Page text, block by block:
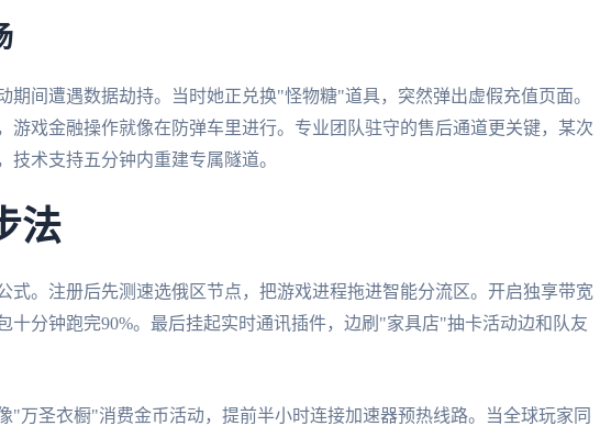
期间遭遇数据劫持。当时她正兑换"怪物糖"道具，突然弹出虚假充值页面。
游戏金融操作就像在防弹车里进行。专业团队驻守的售后通道更关键，某次
技术支持五分钟内重建专属隧道。
法
式。注册后先测速选俄区节点，把游戏进程拖进智能分流区。开启独享带宽
十分钟跑完90%。最后挂起实时通讯插件，边刷"家具店"抽卡活动边和队友
"万圣衣橱"消费金币活动，提前半小时连接加速器预热线路。当全球玩家同